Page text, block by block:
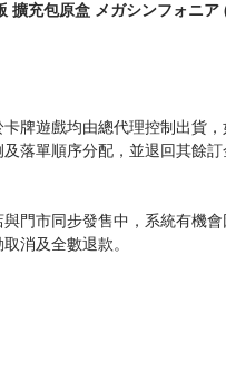
擴充包原盒 メガシンフォニア
牌遊戲均由總代理控制出貨
落單順序分配，並退回其餘
門市同步發售中，系統有機
消及全數退款。